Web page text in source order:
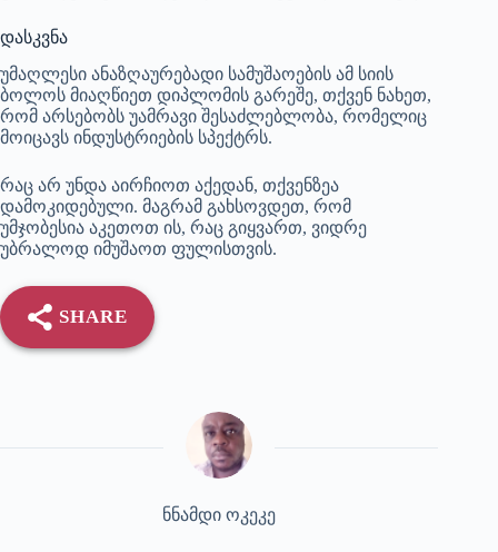
დასკვნა
უმაღლესი ანაზღაურებადი სამუშაოების ამ სიის
ბოლოს მიაღწიეთ დიპლომის გარეშე, თქვენ ნახეთ,
რომ არსებობს უამრავი შესაძლებლობა, რომელიც
მოიცავს ინდუსტრიების სპექტრს.
რაც არ უნდა აირჩიოთ აქედან, თქვენზეა
დამოკიდებული. მაგრამ გახსოვდეთ, რომ
უმჯობესია აკეთოთ ის, რაც გიყვართ, ვიდრე
უბრალოდ იმუშაოთ ფულისთვის.
SHARE
ნნამდი ოკეკე